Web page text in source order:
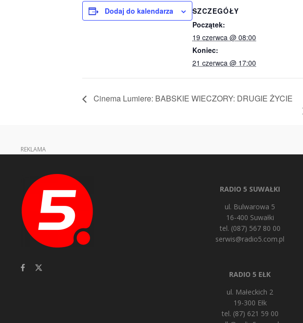
Dodaj do kalendarza
SZCZEGÓŁY
Początek:
19 czerwca @ 08:00
Koniec:
21 czerwca @ 17:00
Cinema Lumiere: BABSKIE WIECZORY: DRUGIE ŻYCIE
REKLAMA
RADIO 5 SUWAŁKI
ul. Bulwarowa 5
16-400 Suwałki
tel. (087) 567 80 00
serwis@radio5.com.pl
RADIO 5 EŁK
ul. Małeckich 2
19-300 Ełk
tel. (87) 621 59 00